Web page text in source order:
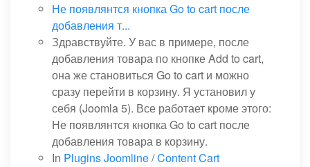
Не появлянтся кнопка Go to cart после
добавления т...
Здравствуйте. У вас в примере, после
добавления товара по кнопке Add to cart,
она же становиться Go to cart и можно
сразу перейти в корзину. Я установил у
себя (Joomla 5). Все работает кроме этого:
Не появлянтся кнопка Go to cart после
добавления товара в корзину.
In Plugins Joomline/Content Cart